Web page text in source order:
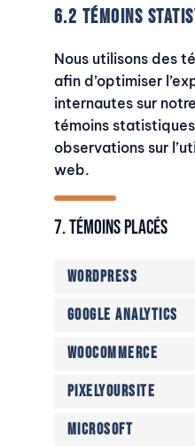
6.2 Témoins
Nous utilisons des
afin d’optimiser
internautes sur
témoins
observations sur
web.
7. Témoins placés
WordPress
Google Analytics
WooCommerce
PixelYourSite
Microsoft